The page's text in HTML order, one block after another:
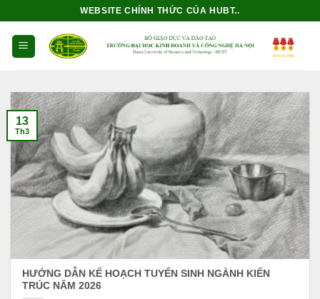
dung
WEBSITE CHÍNH THỨC CỦA HUBT..
HƯỚNG DẪN KẾ HOẠCH TUYỂN SINH NGÀNH KIẾN
TRÚC NĂM 2026
13
Th3